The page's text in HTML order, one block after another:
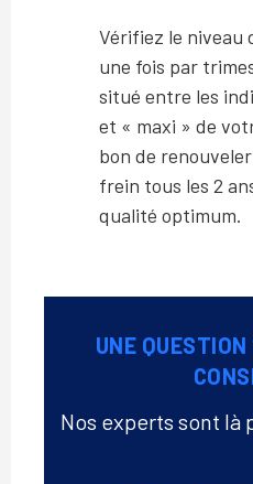
Vérifiez le niveau
une fois par
situé entre les
et « maxi » de
bon de
frein tous les 2
qualité optimum.
UNE QUESTION
Nos experts sont là